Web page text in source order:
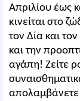
Απριλίου έως
κινείται στο
τον Δία και
και την
αγάπη! Ζείτε
απολαμβάνετε